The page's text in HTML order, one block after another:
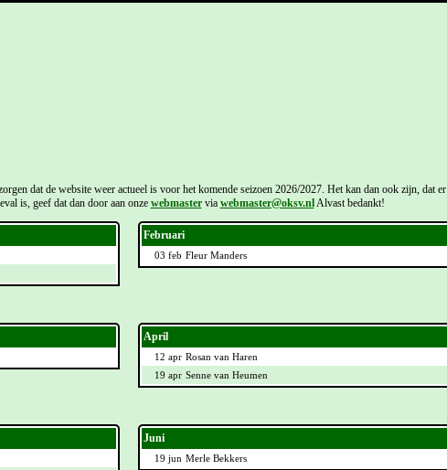
dat de website weer actueel is voor het komende seizoen 2026/2027. Het kan dan ook zijn, dat er
is, geef dat dan door aan onze webmastervia webmaster@oksv.nlAlvast bedankt!
Februari
03 feb Fleur Manders
April
12 apr Rosan van Haren
19 apr Senne van Heumen
Juni
19 jun Merle Bekkers